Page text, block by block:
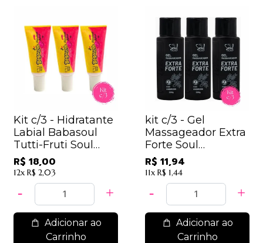
Kit c/3 - Hidratante
Labial Babasoul
Tutti-Fruti Soul
Cosméticos
R$ 18,00
12x R$ 2,03
Adicionar ao
Carrinho
kit c/3 - Gel
Massageador Extra
Forte Soul
Cosméticos
R$ 11,94
11x R$ 1,44
Adicionar ao
Carrinho